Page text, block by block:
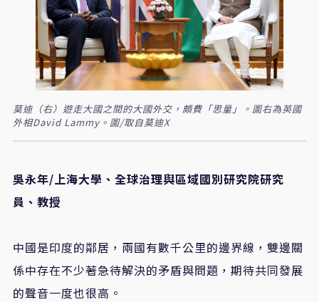
莫迪（右）遊走大國之間的大國外交，頗費「思量」。圖右為英國
外相David Lammy。圖/取自莫迪X
吳永年/上海大學、全球治理與區域國別研究院研究
員、教授
中國是印度的鄰居，兩國有數千公里的邊界線，雙邊關
係中存在不少著急待解決的矛盾與問題，期待共同發展
的聲音一度也很高。